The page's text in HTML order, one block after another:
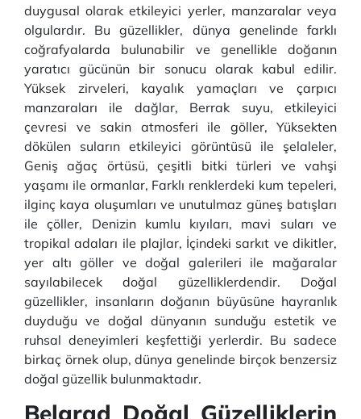
duygusal olarak etkileyici yerler, manzaralar veya
olgulardır. Bu güzellikler, dünya genelinde farklı
coğrafyalarda bulunabilir ve genellikle doğanın
yaratıcı gücünün bir sonucu olarak kabul edilir.
Yüksek zirveleri, kayalık yamaçları ve çarpıcı
manzaraları ile dağlar, Berrak suyu, etkileyici
çevresi ve sakin atmosferi ile göller, Yüksekten
dökülen suların etkileyici görüntüsü ile şelaleler,
Geniş ağaç örtüsü, çeşitli bitki türleri ve vahşi
yaşamı ile ormanlar, Farklı renklerdeki kum tepeleri,
ilginç kaya oluşumları ve unutulmaz güneş batışları
ile çöller, Denizin kumlu kıyıları, mavi suları ve
tropikal adaları ile plajlar, İçindeki sarkıt ve dikitler,
yer altı göller ve doğal galerileri ile mağaralar
sayılabilecek doğal güzelliklerdendir. Doğal
güzellikler, insanların doğanın büyüsüne hayranlık
duyduğu ve doğal dünyanın sunduğu estetik ve
ruhsal deneyimleri keşfettiği yerlerdir. Bu sadece
birkaç örnek olup, dünya genelinde birçok benzersiz
doğal güzellik bulunmaktadır.
Belgrad Doğal Güzelliklerin